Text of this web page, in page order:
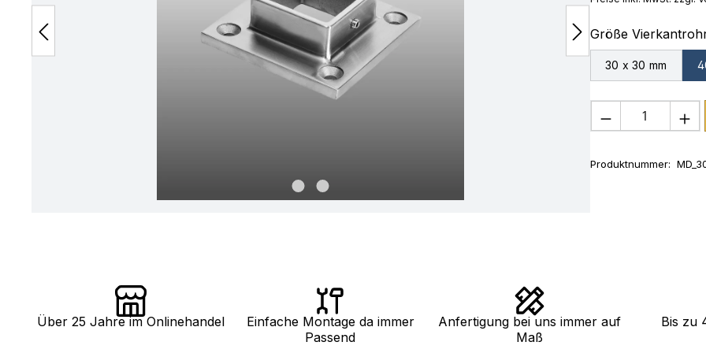
Größe
30 x 30 mm
Produkt
Produktnummer:
Über 25 Jahre im Onlinehandel
Einfache Montage da immer
Passend
Anfertigung bei uns immer auf
Maß
Bis zu